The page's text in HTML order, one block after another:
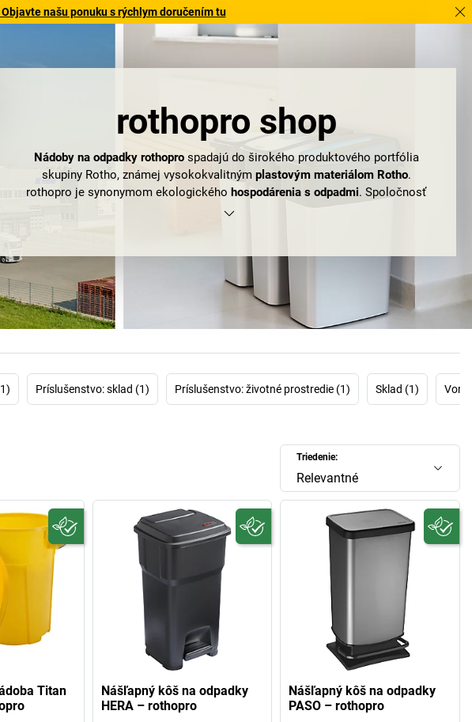
našu ponuku s rýchlym doručením tu
rothopro shop
Nádoby na odpadky rothoprospadajú do širokého produktového portfólia
skupiny Rotho, známej vysokokvalitným plastovým materiálom Rotho.
rothopro je synonymom ekologického hospodárenia s odpadmi. Spoločnosť
vyvíja, vyrába a predáva inovatívne systémy na likvidáciu odpadov. Ak si teraz
využívajú aj v odvetví gastronómie, vo vysoko frekventovaných priestoroch
ako sú letiská a veľtržné centrá, ako aj v nemocniciach a lekárskych
ordináciách. Separovanie odpadu, výmena vriec a obsluha pomocou pedála sú
samozrejmými funkciami, ktoré môžete očakávať od
vedier na odpad firmy
rothopro. Ak kladiete dôraz na dizajn, rozhodnite sa pre vedrá na odpad s
rothopro máme pre Vás všetko, čo potrebujete na efektívne likvidovanie
Vášho odpadu.
Príslušenstvo: sklad (1) Príslušenstvo: životné prostredie (1) Sklad (1)
Triedenie:
Relevantné
Titan
Nášľapný kôš na odpadky
HERA – rothopro
Nášľapný kôš na odpadky
PASO – rothopro